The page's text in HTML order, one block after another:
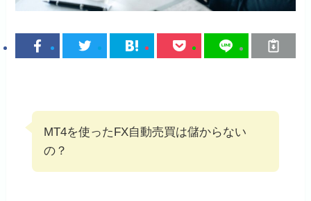
MT4を使ったFX自動売買は儲からない
の？